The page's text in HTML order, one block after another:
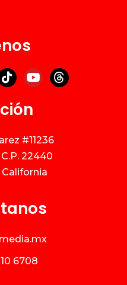
#11236
22440
6708